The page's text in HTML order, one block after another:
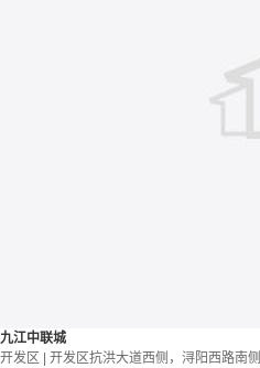
九江中联城
开发区 | 开发区抗洪大道西侧，浔阳西路南侧